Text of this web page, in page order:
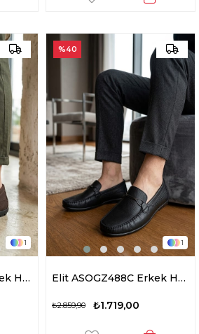
1
Elit ASOGZ488N Erkek Hakiki Deri Casual Ayakkabısı Kahverengi
1
Elit ASOGZ488C Erkek Hakiki Deri Casual Ayakkabısı Siyah
₺1.719,00
₺2.859,90
%40